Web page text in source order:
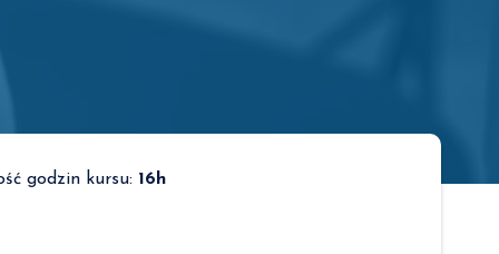
godzin kursu: 16h